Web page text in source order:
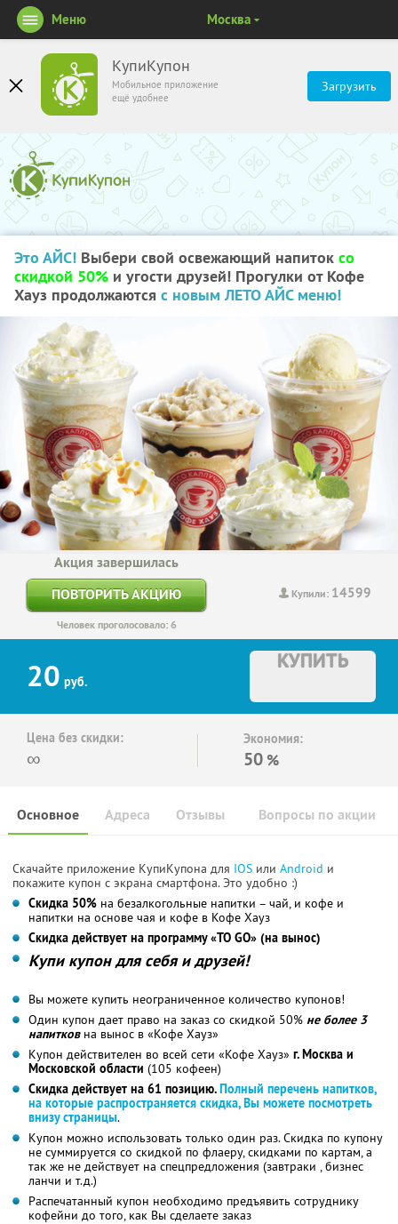
КупиКупон
Мобильное приложение
ещё удобнее
Загрузить
Меню Москва
Это АЙС! Выбери свой освежающий напиток со
скидкой 50% и угости друзей! Прогулки от Кофе
Хауз продолжаются c новым ЛЕТО АЙС меню!
Купили: 14599
Акция завершилась
ПОВТОРИТЬ АКЦИЮ
Человек проголосовало: 6
20 руб.
КУПИТЬ
Цена без скидки:
∞
Экономия:
50 %
Основное Отзывы Вопросы по акции
Адреса
Скачайте приложение КупиКупона для IOS или Android и
покажите купон с экрана смартфона. Это удобно :)
Скидка 50% на безалкогольные напитки – чай, и кофе и
напитки на основе чая и кофе в Кофе Хауз
Скидка действует на программу «TO GO» (на вынос)
Купи купон для себя и друзей!
Вы можете купить неограниченное количество купонов!
Один купон дает право на заказ со скидкой 50% не более 3
напитковна вынос в «Кофе Хауз»
Купон действителен во всей сети «Кофе Хауз» г. Москва и
Московской области (105 кофеен)
Скидка действует на 61 позицию.Полный перечень напитков,
на которые распространяется скидка, Вы можете посмотреть
внизу страницы.
Купон можно использовать только один раз. Скидка по купону
не суммируется со скидкой по флаеру, скидками по картам, а
так же не действует на спецпредложения (завтраки , бизнес
ланчи и т.д.)
Распечатанный купон необходимо предъявить сотруднику
кофейни до того, как Вы сделаете заказ